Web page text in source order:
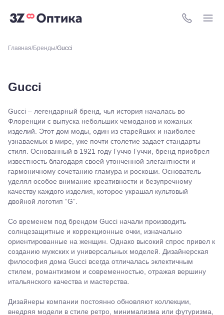
8 (800) 511-
Главная Бренды Gucci
Gucci
Gucci – легендарный бренд, чья история началась во
Флоренции с выпуска небольших чемоданов и кожаных
изделий. Этот дом моды, один из старейших и наиболее
узнаваемых в мире, уже почти столетие задает стандарты
стиля. Основанный в 1921 году Гуччо Гуччи, бренд приобрел
известность благодаря своей утонченной элегантности и
гармоничному сочетанию гламура и роскоши. Основатель
уделял особое внимание креативности и безупречному
качеству каждого изделия, которое украшал культовый
двойной логотип “G”.
Со временем под брендом Gucci начали производить
солнцезащитные и коррекционные очки, изначально
ориентированные на женщин. Однако высокий спрос привел к
созданию мужских и универсальных моделей. Дизайнерская
философия дома Gucci всегда отличалась эклектичным
стилем, романтизмом и современностью, отражая вершину
итальянского качества и мастерства.
Дизайнеры компании постоянно обновляют коллекции,
внедряя модели в стиле ретро, минимализма или футуризма,